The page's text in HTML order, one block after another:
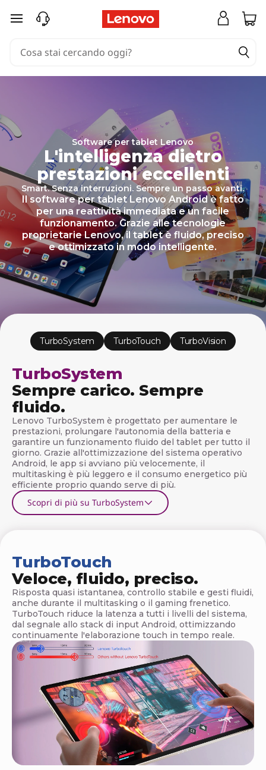
T
n
l
o
g
i
a
s
o
f
w
passa a contenuto principale
Software per tablet Lenovo
L'intelligenza dietro
prestazioni eccellenti
Smart. Senza interruzioni. Sempre un passo avanti.
Il software per tablet Lenovo Android è fatto
per una reattività immediata e un facile
funzionamento. Grazie alle tecnologie
proprietarie Lenovo, il tablet è fluido, preciso
e ottimizzato in modo intelligente.
TurboSystem TurboTouch TurboVision
TurboSystem
Sempre carico. Sempre
fluido.
Lenovo TurboSystem è progettato per aumentare le
prestazioni, prolungare l'autonomia della batteria e
garantire un funzionamento fluido del tablet per tutto il
giorno. Grazie all'ottimizzazione del sistema operativo
Android, le app si avviano più velocemente, il
multitasking è più leggero e il consumo energetico più
efficiente proprio quando serve di più.
Scopri di più su TurboSystem
TurboTouch
Veloce, fluido, preciso.
Risposta quasi istantanea, controllo stabile e gesti fluidi,
anche durante il multitasking o il gaming frenetico.
TurboTouch riduce la latenza a tutti i livelli del sistema,
dal segnale allo stack di input Android, ottimizzando
continuamente l'elaborazione touch in tempo reale.